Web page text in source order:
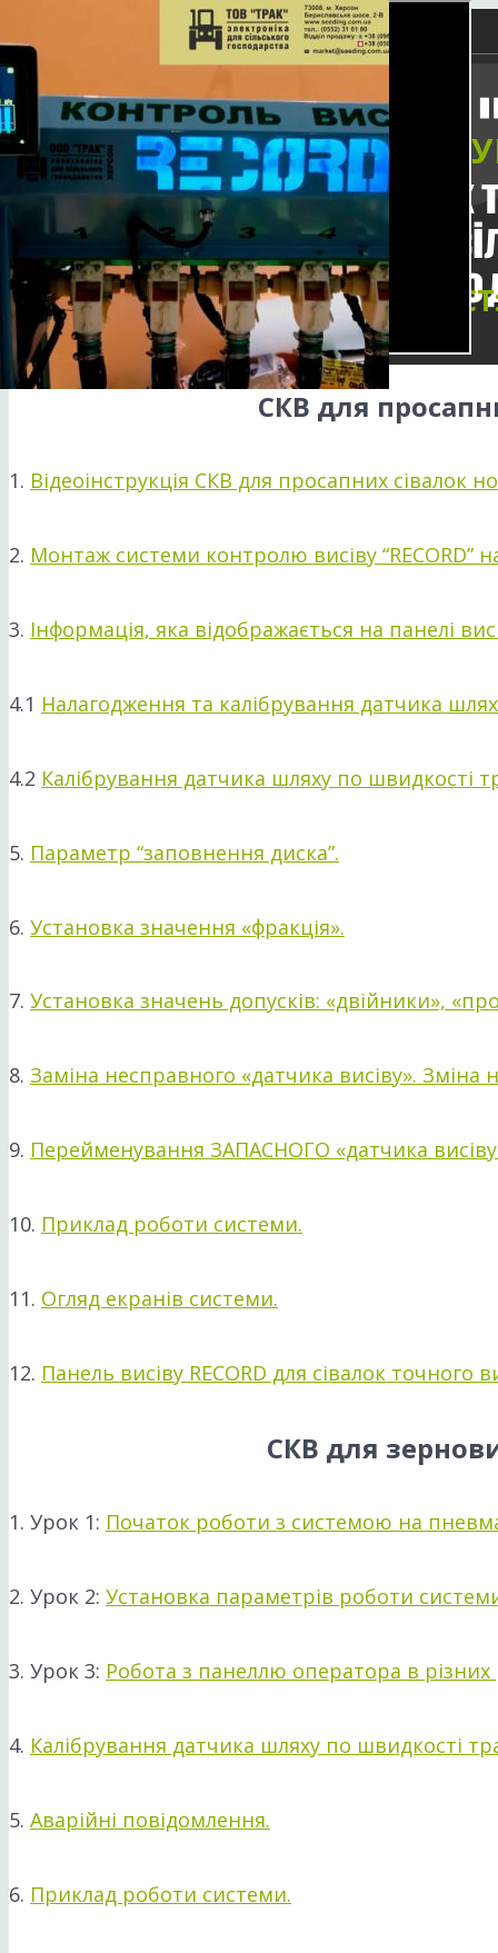
Twitter
YouTube
Instagram
market@seeding.com.ua
СКВ для
1. Відеоінструкція СКВ для просапних сівалок
2. Монтаж системи контролю висіву “RECORD”
3. Інформація, яка відображається на панелі
4.1 Налагодження та калібрування датчика
4.2 Калібрування датчика шляху по швидкості
5. Параметр “заповнення диска”.
6. Установка значення «фракція».
7. Установка значень допусків: «двійники»,
8. Заміна несправного «датчика висіву». Зміна
9. Перейменування ЗАПАСНОГО «датчика
10. Приклад роботи системи.
11. Огляд екранів системи.
12. Панель висіву RECORD для сівалок точного
СКВ для
1. Урок 1: Початок роботи з системою на
2. Урок 2: Установка параметрів роботи
3. Урок 3: Робота з панеллю оператора в різних
4. Калібрування датчика шляху по швидкості
5. Аварійні повідомлення.
6. Приклад роботи системи.